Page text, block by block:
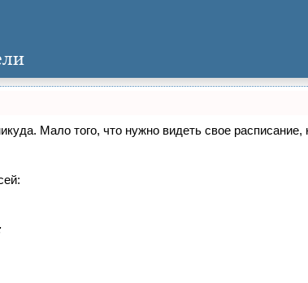
Мало того, что нужно видеть свое